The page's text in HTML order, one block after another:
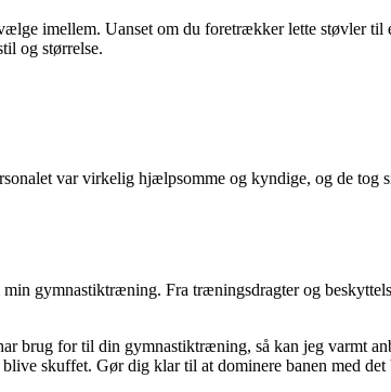
imellem. Uanset om du foretrækker lette støvler
og størrelse.
var virkelig hjælpsomme og kyndige, og de
gymnastiktræning. Fra træningsdragter og
brug for til din gymnastiktræning, så kan jeg varmt
skuffet. Gør dig klar til at dominere banen med det